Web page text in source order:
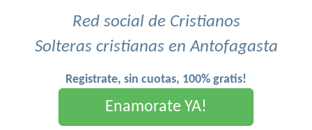
Red social de Cristianos
Solteras cristianas en Antofagasta
Registrate, sin cuotas, 100% gratis!
Enamorate YA!